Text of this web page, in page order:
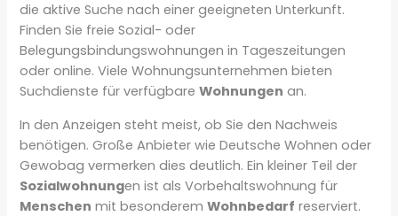
die aktive Suche nach einer geeigneten Unterkunft.
Finden Sie freie Sozial- oder
Belegungsbindungswohnungen in Tageszeitungen
oder online. Viele Wohnungsunternehmen bieten
Suchdienste für verfügbareWohnungen an.
In den Anzeigen steht meist, ob Sie den Nachweis
benötigen. Große Anbieter wie Deutsche Wohnen oder
Gewobag vermerken dies deutlich. Ein kleiner Teil der
Sozialwohnungen ist als Vorbehaltswohnung für
Menschen mit besonderemWohnbedarf reserviert.